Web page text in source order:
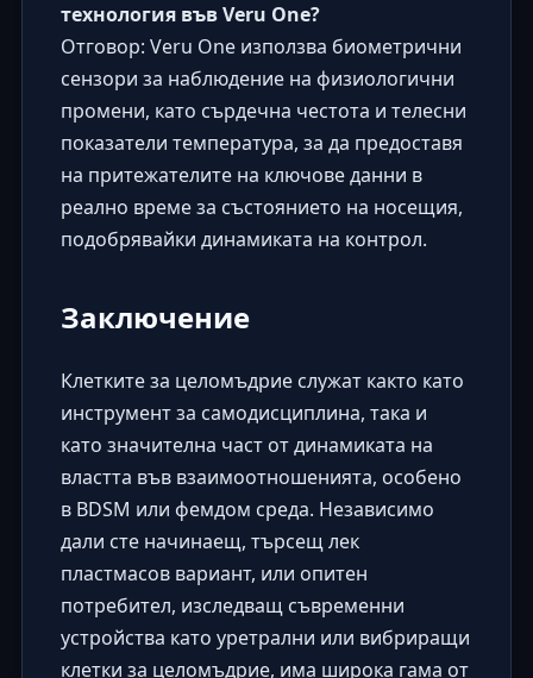
технология във Veru One?
Отговор: Veru One използва биометрични
сензори за наблюдение на физиологични
промени, като сърдечна честота и телесни
показатели температура, за да предоставя
на притежателите на ключове данни в
реално време за състоянието на носещия,
подобрявайки динамиката на контрол.
Заключение
Клетките за целомъдрие служат както като
инструмент за самодисциплина, така и
като значителна част от динамиката на
властта във взаимоотношенията, особено
в BDSM или фемдом среда. Независимо
дали сте начинаещ, търсещ лек
пластмасов вариант, или опитен
потребител, изследващ съвременни
устройства като уретрални или вибриращи
клетки за целомъдрие, има широка гама от